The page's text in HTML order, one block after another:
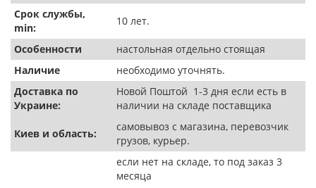
Срок службы,
min:
10 лет.
Особенности
настольная отдельно стоящая
Наличие
необходимо уточнять.
Доставка по
Украине:
Новой Поштой 1-3 дня если есть в
наличии на складе поставщика
Киев и область:
самовывоз с магазина, перевозчик
грузов, курьер.
если нет на складе, то под заказ 3
месяца